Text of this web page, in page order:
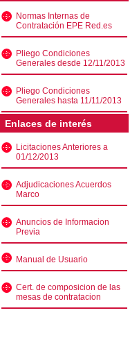
Normas Internas de
Contratación EPE Red.es
Pliego Condiciones
Generales desde 12/11/2013
Pliego Condiciones
Generales hasta 11/11/2013
Enlaces de interés
Licitaciones Anteriores a
01/12/2013
Adjudicaciones Acuerdos
Marco
Anuncios de Informacion
Previa
Manual de Usuario
Cert. de composicion de las
mesas de contratacion